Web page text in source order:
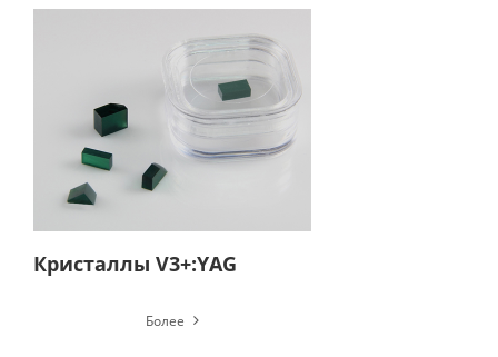
Кристаллы V3+:YAG
Более